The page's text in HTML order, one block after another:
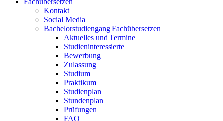
Fachübersetzen
Kontakt
Social Media
Bachelorstudiengang Fachübersetzen
Aktuelles und Termine
Studieninteressierte
Bewerbung
Zulassung
Studium
Praktikum
Studienplan
Stundenplan
Prüfungen
FAQ